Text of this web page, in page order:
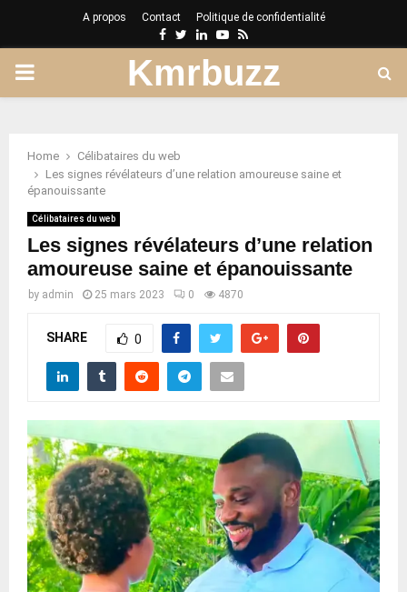
A propos Contact Politique de confidentialité
Facebook
Twitter
LinkedinYoutube
Rss
PRIMARY
Kmrbuzz
Home
Célibataires du web
Les signes révélateurs d’une relation amoureuse saine et
épanouissante
Célibataires du web
Les signes révélateurs d’une relation
amoureuse saine et épanouissante
by admin 25 mars 2023 0 4870
SHARE 0